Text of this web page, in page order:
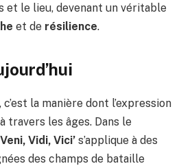
et le lieu, devenant un véritable
et de résilience.
la manière dont l’expression
travers les âges. Dans le
Vidi, Vici’ s’applique à des
des champs de bataille